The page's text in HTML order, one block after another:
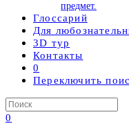
предмет.
Глоссарий
Для
3D тур
Контакты
0
Переключить
0